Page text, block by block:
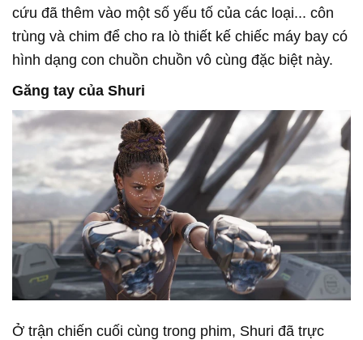
cứu đã thêm vào một số yếu tố của các loại... côn
trùng và chim để cho ra lò thiết kế chiếc máy bay có
hình dạng con chuồn chuồn vô cùng đặc biệt này.
Găng tay của Shuri
Ở trận chiến cuối cùng trong phim, Shuri đã trực